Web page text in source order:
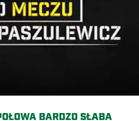
BARDZO SŁABA